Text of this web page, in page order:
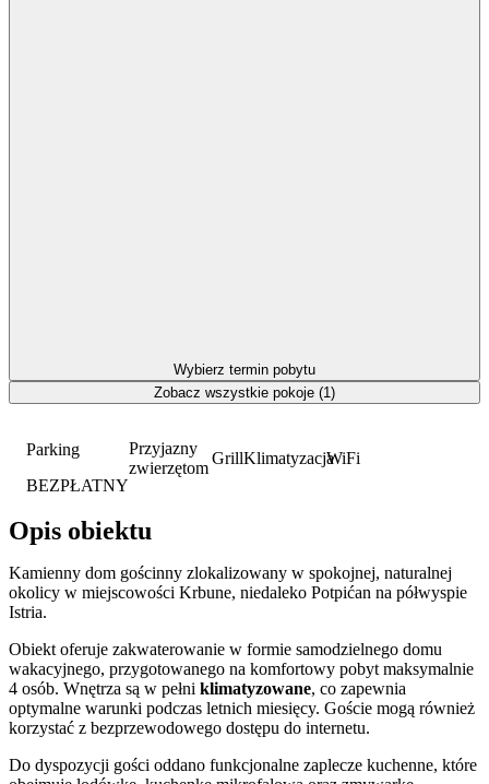
Parking
BEZPŁATNY
Przyjazny
zwierzętom
GrillKlimatyzacjaWiFi
Opis obiektu
Kamienny dom gościnny zlokalizowany w spokojnej, naturalnej
okolicy w miejscowości Krbune, niedaleko Potpićan na półwyspie
Istria.
Obiekt oferuje zakwaterowanie w formie samodzielnego domu
wakacyjnego, przygotowanego na komfortowy pobyt maksymalnie
4 osób. Wnętrza są w pełni klimatyzowane, co zapewnia
optymalne warunki podczas letnich miesięcy. Goście mogą również
korzystać z bezprzewodowego dostępu do internetu.
Do dyspozycji gości oddano funkcjonalne zaplecze kuchenne, które
Wybierz termin pobytu
Zobacz wszystkie pokoje (1)